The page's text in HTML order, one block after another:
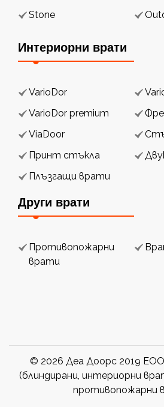
Stone
Интериорни врати
VarioDor
VarioDor premium
ViaDoor
Принт стъкла
Плъзгащи врати
Други врати
Противопожарни
врати
© 2026 Деа Доорс 2019
(блиндирани, интериорни
противопожарни